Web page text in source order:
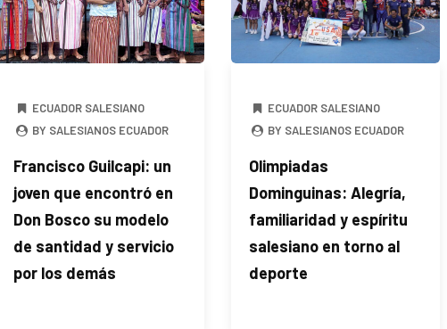
ECUADOR SALESIANO
BY SALESIANOS ECUADOR
Francisco Guilcapi: un
joven que encontró en
Don Bosco su modelo
de santidad y servicio
por los demás
ECUADOR SALESIANO
BY SALESIANOS ECUADOR
Olimpiadas
Dominguinas: Alegría,
familiaridad y espíritu
salesiano en torno al
deporte